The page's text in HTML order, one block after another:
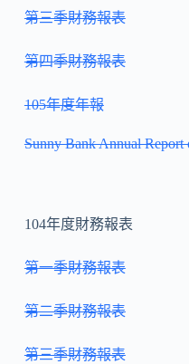
第三季財務報表
第四季財務報表
105年度年報
Sunny Bank Annual Report
104年度財務報表
第一季財務報表
第二季財務報表
第三季財務報表